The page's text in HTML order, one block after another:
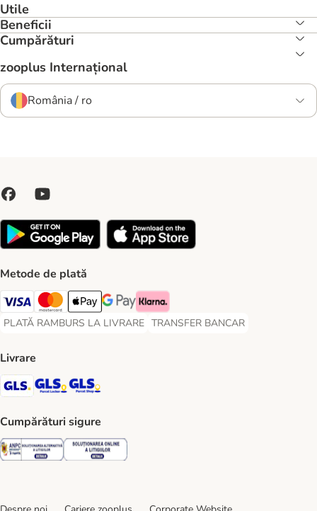
Utile
Beneficii
Cumpărături
zooplus Internațional
România / ro
Metode de plată
Visa Payment Method
Master Card Payment Method
Apple Pay Payment Method
Google Pay Payment Method
Klarna Payment Method
PLATĂ RAMBURS LA LIVRARE
PLATĂ RAMBURS LA LIVRARE Payment Method
TRANSFER BANCAR
TRANSFER BANCAR Payment
Livrare
GLS Shipping Method
GLS Locker Shipping Method
Cumpărături sigure
Security Security